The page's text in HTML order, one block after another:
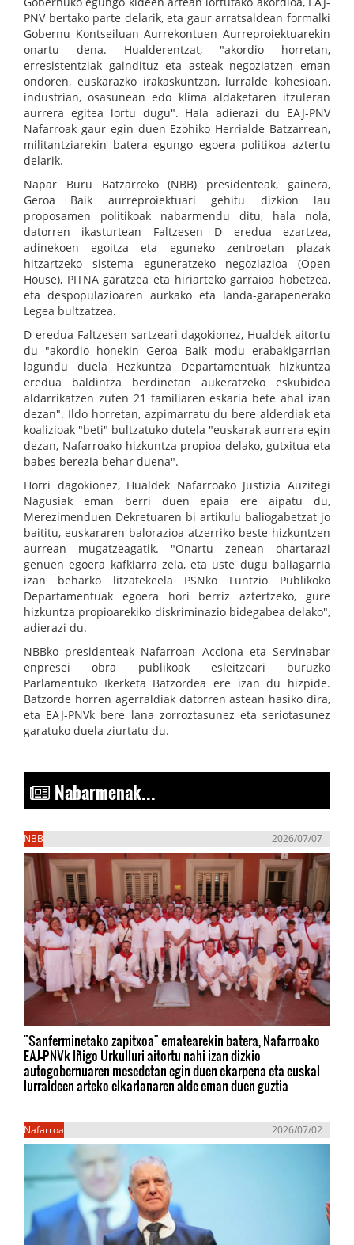
PNV bertako parte delarik, eta gaur arratsaldean formalki
Gobernu Kontseiluan Aurrekontuen Aurreproiektuarekin
onartu dena. Hualderentzat, "akordio horretan,
erresistentziak gaindituz eta asteak negoziatzen eman
ondoren, euskarazko irakaskuntzan, lurralde kohesioan,
industrian, osasunean edo klima aldaketaren itzuleran
aurrera egitea lortu dugu". Hala adierazi du EAJ-PNV
Nafarroak gaur egin duen Ezohiko Herrialde Batzarrean,
militantziarekin batera egungo egoera politikoa aztertu
delarik.
Napar Buru Batzarreko (NBB) presidenteak, gainera,
Geroa Baik aurreproiektuari gehitu dizkion lau
proposamen politikoak nabarmendu ditu, hala nola,
datorren ikasturtean Faltzesen D eredua ezartzea,
adinekoen egoitza eta eguneko zentroetan plazak
hitzartzeko sistema eguneratzeko negoziazioa (Open
House), PITNA garatzea eta hiriarteko garraioa hobetzea,
eta despopulazioaren aurkako eta landa-garapenerako
Legea bultzatzea.
D eredua Faltzesen sartzeari dagokionez, Hualdek aitortu
du "akordio honekin Geroa Baik modu erabakigarrian
lagundu duela Hezkuntza Departamentuak hizkuntza
eredua baldintza berdinetan aukeratzeko eskubidea
aldarrikatzen zuten 21 familiaren eskaria bete ahal izan
dezan". Ildo horretan, azpimarratu du bere alderdiak eta
koalizioak "beti" bultzatuko dutela "euskarak aurrera egin
dezan, Nafarroako hizkuntza propioa delako, gutxitua eta
babes berezia behar duena".
Horri dagokionez, Hualdek Nafarroako Justizia Auzitegi
Nagusiak eman berri duen epaia ere aipatu du,
Merezimenduen Dekretuaren bi artikulu baliogabetzat jo
baititu, euskararen balorazioa atzerriko beste hizkuntzen
aurrean mugatzeagatik. "Onartu zenean ohartarazi
genuen egoera kafkiarra zela, eta uste dugu baliagarria
izan beharko litzatekeela PSNko Funtzio Publikoko
Departamentuak egoera hori berriz aztertzeko, gure
hizkuntza propioarekiko diskriminazio bidegabea delako",
adierazi du.
NBBko presidenteak Nafarroan Acciona eta Servinabar
enpresei obra publikoak esleitzeari buruzko
Parlamentuko Ikerketa Batzordea ere izan du hizpide.
Batzorde horren agerraldiak datorren astean hasiko dira,
eta EAJ-PNVk bere lana zorroztasunez eta seriotasunez
garatuko duela ziurtatu du.
Nabarmenak...
NBB 2026/07/07
"Sanferminetako zapitxoa" ematearekin batera, Nafarroako
EAJ-PNVk Iñigo Urkulluri aitortu nahi izan dizkio
autogobernuaren mesedetan egin duen ekarpena eta euskal
lurraldeen arteko elkarlanaren alde eman duen guztia
Nafarroa 2026/07/02